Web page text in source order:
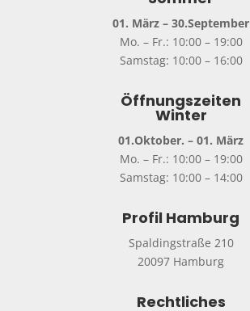
01. März – 30.September
Mo. – Fr.: 10:00 – 19:00
Samstag: 10:00 – 16:00
Öffnungszeiten
Winter
01.Oktober. – 01. März
Mo. – Fr.: 10:00 – 19:00
Samstag: 10:00 – 14:00
Profil Hamburg
Spaldingstraße 210
20097 Hamburg
Rechtliches